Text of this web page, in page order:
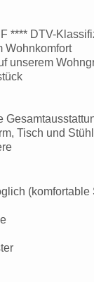
**** DTV-
Wohnkomfort
unserem
Tisch und
(komfortable